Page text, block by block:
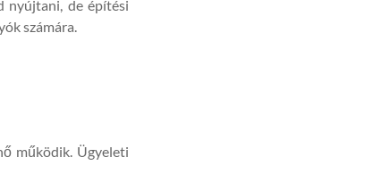
nyújtani, de építési
számára.
működik. Ügyeleti